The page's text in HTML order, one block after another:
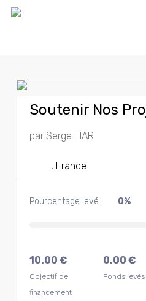
Skip
Soutenir Nos
par Serge TIAR
, France
Pourcentage levé : 0%
10.00 €
Objectif de
financement
0.00 €
Fonds levés